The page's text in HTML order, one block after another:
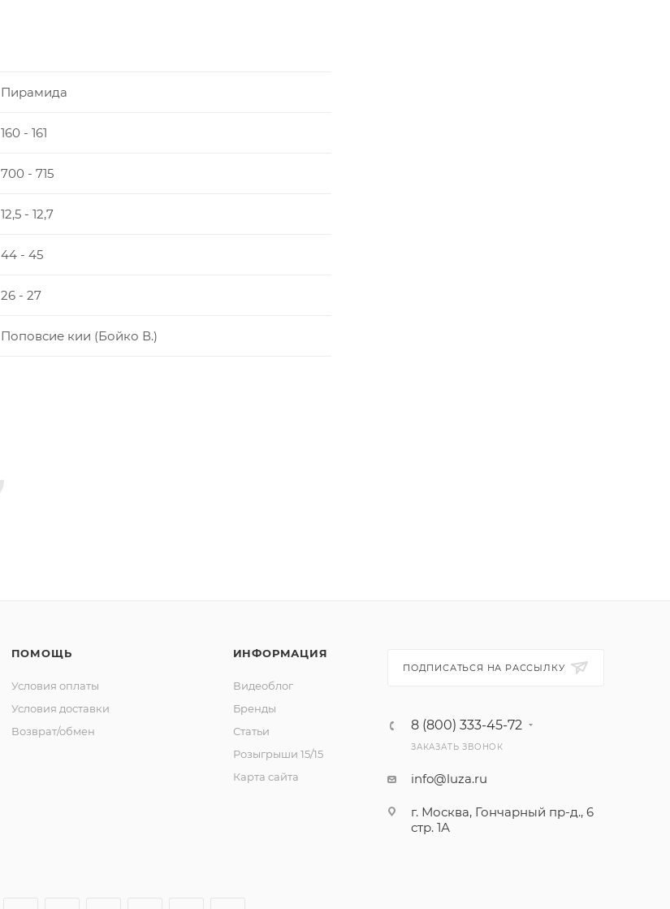
Пирамида
160 - 161
700 - 715
12,5 - 12,7
44 - 45
26 - 27
Поповсие кии (Бойко В.)
ПОМОЩЬ
Условия оплаты
Условия доставки
Возврат/обмен
ИНФОРМАЦИЯ
Видеоблог
Бренды
Статьи
Розыгрыши 15/15
Карта сайта
ПОДПИСАТЬСЯ НА РАССЫЛКУ
8 (800) 333-45-72
ЗАКАЗАТЬ ЗВОНОК
info@luza.ru
г. Москва, Гончарный пр-д., 6
стр. 1А